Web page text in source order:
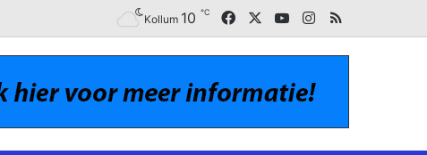
Kollum 10 ℃ FacebookYouTubeInstagram
RSS